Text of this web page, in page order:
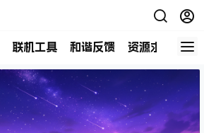
联机工具 和谐反馈 资源求助 商